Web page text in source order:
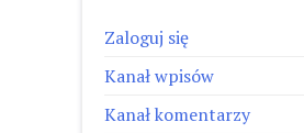
Zaloguj się
Kanał wpisów
Kanał komentarzy